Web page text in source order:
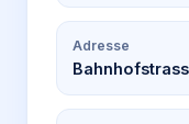
Adresse